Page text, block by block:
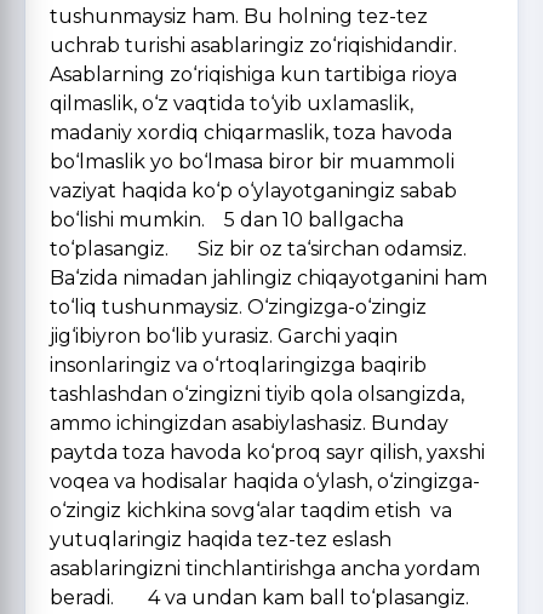
tushunmaysiz ham. Bu holning tez-tez
uchrab turishi asablaringiz zo‘riqishidandir.
Asablarning zo‘riqishiga kun tartibiga rioya
qilmaslik, o‘z vaqtida to‘yib uxlamaslik,
madaniy xordiq chiqarmaslik, toza havoda
bo‘lmaslik yo bo‘lmasa biror bir muammoli
vaziyat haqida ko‘p o‘ylayotganingiz sabab
bo‘lishi mumkin. 5 dan 10 ballgacha
to‘plasangiz. Siz bir oz ta‘sirchan odamsiz.
Ba‘zida nimadan jahlingiz chiqayotganini ham
to‘liq tushunmaysiz. O‘zingizga-o‘zingiz
jig‘ibiyron bo‘lib yurasiz. Garchi yaqin
insonlaringiz va o‘rtoqlaringizga baqirib
tashlashdan o‘zingizni tiyib qola olsangizda,
ammo ichingizdan asabiylashasiz. Bunday
paytda toza havoda ko‘proq sayr qilish, yaxshi
voqea va hodisalar haqida o‘ylash, o‘zingizga-
o‘zingiz kichkina sovg‘alar taqdim etish va
yutuqlaringiz haqida tez-tez eslash
asablaringizni tinchlantirishga ancha yordam
beradi. 4 va undan kam ball to‘plasangiz.